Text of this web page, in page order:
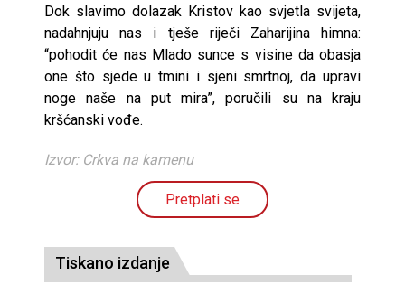
Dok slavimo dolazak Kristov kao svjetla svijeta,
nadahnjuju nas i tješe riječi Zaharijina himna:
“pohodit će nas Mlado sunce s visine da obasja
one što sjede u tmini i sjeni smrtnoj, da upravi
noge naše na put mira”, poručili su na kraju
kršćanski vođe.
Izvor: Crkva na kamenu
Pretplati se
Tiskano izdanje